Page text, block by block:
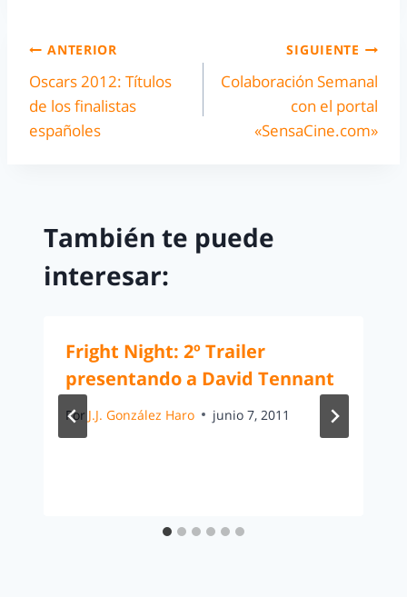
ANTERIOR
Oscars 2012: Títulos
de los finalistas
españoles
SIGUIENTE
Colaboración Semanal
con el portal
«SensaCine.com»
También te puede
interesar:
Fright Night: 2º Trailer
presentando a David Tennant
Por J.J. González Haro junio 7, 2011